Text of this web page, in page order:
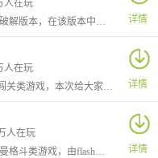
人在玩
越狱模拟器3D免广告版是游戏的破解版本，在该版本中为玩家去除了广告，玩家可以不看广告直接获得奖励。这是一款身临其境的越狱模拟游戏，将策略、紧张感和秘密探索融为一体，提供一场充满挑战的自由之路。
详情
人在玩
地铁跑酷是一个非常经典的跑酷闯关类游戏，本次给大家带来的是2025最新破解版，解锁了全部内购的东西，打开商店就可以免费购买需要的道具
详情
人在玩
奥特曼家族3.0是一款经典的奥特曼格斗类游戏，由flash平台移植而来，玩家们可在游戏中选择喜欢的奥特们参与战斗。游戏中根据原作为每位奥特曼都设计了其独特的招式和必杀技，不同的奥特们能够带来具有特色的战斗方式。
详情